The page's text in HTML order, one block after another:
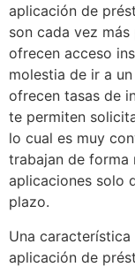
aplicación de
son cada vez
ofrecen acceso
molestia de ir a
ofrecen tasas de
te permiten
lo cual es muy
trabajan de forma
aplicaciones solo
plazo.
Una
aplicación de